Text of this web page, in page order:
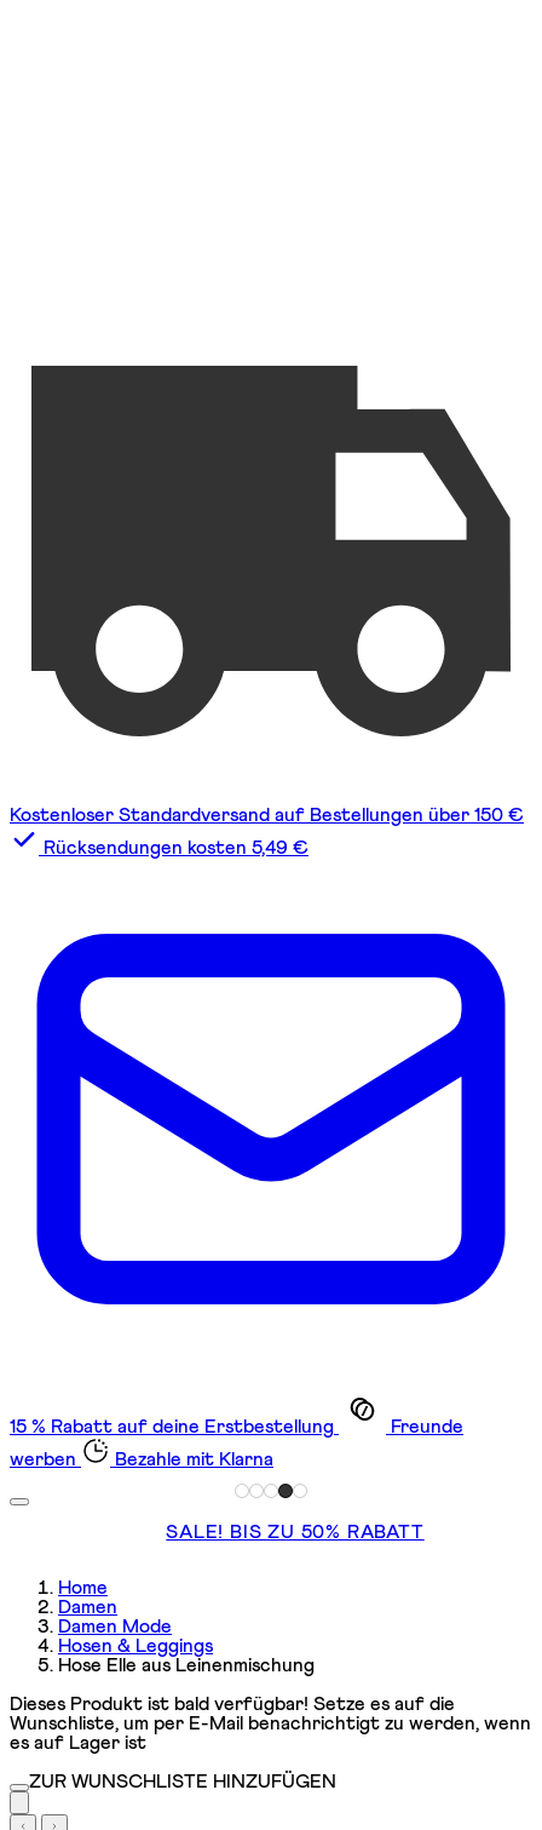
Kostenloser Standardversand auf Bestellungen über 150 €
Rücksendungen kosten 5,49 €
15 % Rabatt auf deine Erstbestellung
Freunde
werben
Bezahle mit Klarna
SALE! BIS ZU 50% RABATT
Home
Damen
Damen Mode
Hosen & Leggings
Hose Elle aus Leinenmischung
Dieses Produkt ist bald verfügbar! Setze es auf die
Wunschliste, um per E-Mail benachrichtigt zu werden, wenn
es auf Lager ist
ZUR WUNSCHLISTE HINZUFÜGEN